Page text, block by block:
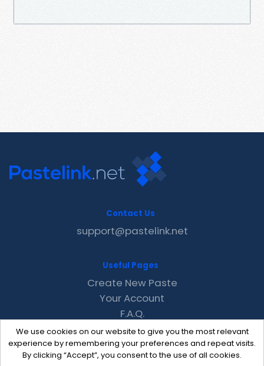
We use cookies on our website to give you the most relevant
experience by remembering your preferences and repeat visits.
By clicking “Accept”, you consent to the use of all cookies.
Contact Us
support@pastelink.net
Useful Pages
Create New Paste
Your Account
F.A.Q.
Recent
Contact